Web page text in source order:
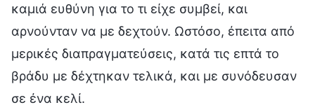
καμιά ευθύνη για το τι είχε συμβεί, και
αρνούνταν να με δεχτούν. Ωστόσο, έπειτα από
μερικές διαπραγματεύσεις, κατά τις επτά το
βράδυ με δέχτηκαν τελικά, και με συνόδευσαν
σε ένα κελί.